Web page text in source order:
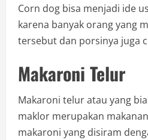
Corn dog bisa menjadi ide
karena banyak orang yang
tersebut dan porsinya juga
Makaroni Telur
Makaroni telur atau yang
maklor merupakan
makaroni yang disiram